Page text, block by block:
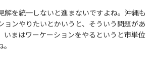
解を統一しないと進まないですよね。沖縄も
ョンやりたいとかいうと、そういう問題があ
いまはワーケーションをやるというと市単位